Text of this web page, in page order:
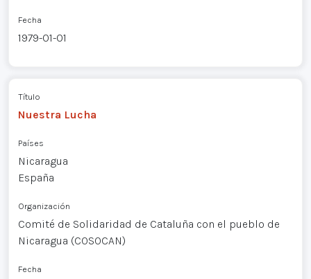
Fecha
1979-01-01
Título
Nuestra Lucha
Países
Nicaragua
España
Organización
Comité de Solidaridad de Cataluña con el pueblo de
Nicaragua (COSOCAN)
Fecha